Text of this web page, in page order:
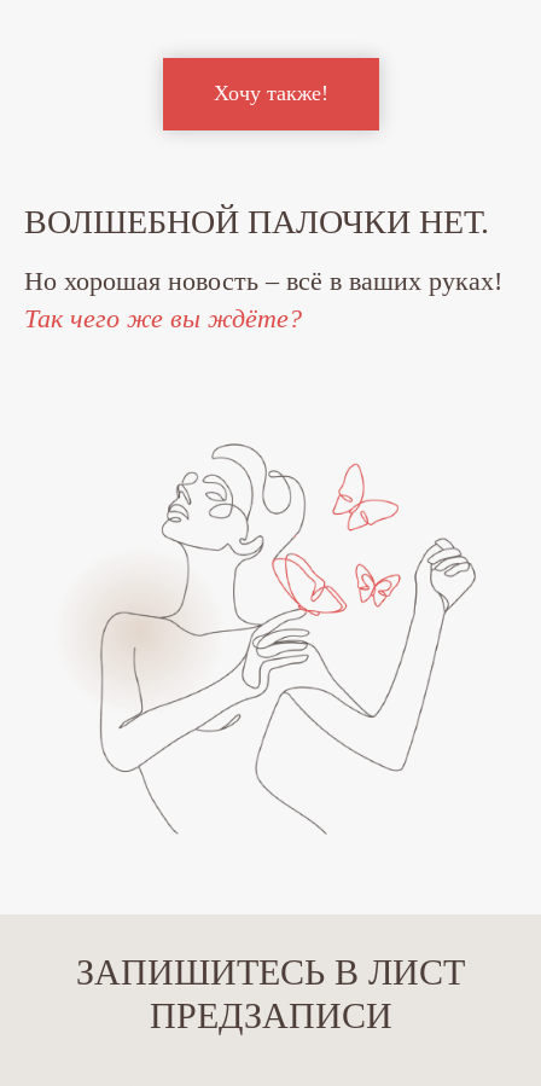
Хочу также!
ВОЛШЕБНОЙ ПАЛОЧКИ НЕТ.
Но хорошая новость – всё в ваших руках!
Так чего же вы ждёте?
ЗАПИШИТЕСЬ В ЛИСТ
ПРЕДЗАПИСИ